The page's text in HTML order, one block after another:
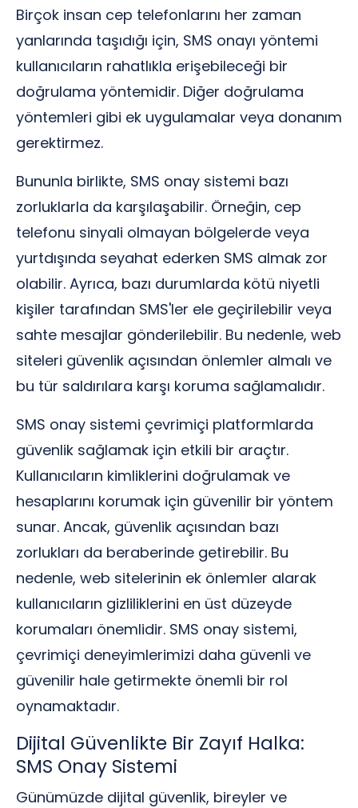
Birçok insan cep telefonlarını her zaman
yanlarında taşıdığı için, SMS onayı yöntemi
kullanıcıların rahatlıkla erişebileceği bir
doğrulama yöntemidir. Diğer doğrulama
yöntemleri gibi ek uygulamalar veya donanım
gerektirmez.
Bununla birlikte, SMS onay sistemi bazı
zorluklarla da karşılaşabilir. Örneğin, cep
telefonu sinyali olmayan bölgelerde veya
yurtdışında seyahat ederken SMS almak zor
olabilir. Ayrıca, bazı durumlarda kötü niyetli
kişiler tarafından SMS'ler ele geçirilebilir veya
sahte mesajlar gönderilebilir. Bu nedenle, web
siteleri güvenlik açısından önlemler almalı ve
bu tür saldırılara karşı koruma sağlamalıdır.
SMS onay sistemi çevrimiçi platformlarda
güvenlik sağlamak için etkili bir araçtır.
Kullanıcıların kimliklerini doğrulamak ve
hesaplarını korumak için güvenilir bir yöntem
sunar. Ancak, güvenlik açısından bazı
zorlukları da beraberinde getirebilir. Bu
nedenle, web sitelerinin ek önlemler alarak
kullanıcıların gizliliklerini en üst düzeyde
korumaları önemlidir. SMS onay sistemi,
çevrimiçi deneyimlerimizi daha güvenli ve
güvenilir hale getirmekte önemli bir rol
oynamaktadır.
Dijital Güvenlikte Bir Zayıf Halka:
SMS Onay Sistemi
Günümüzde dijital güvenlik, bireyler ve